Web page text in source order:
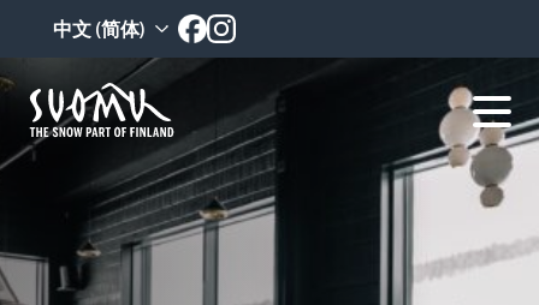
内
中文 (简体)